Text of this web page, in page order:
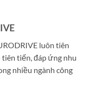
luôn tiên
tiến, đáp ứng nhu
nhiều ngành công